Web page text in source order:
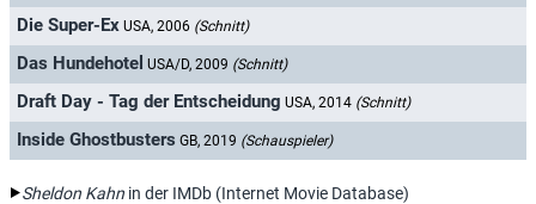
Die Super-Ex USA, 2006 (Schnitt)
Das Hundehotel USA/D, 2009 (Schnitt)
Draft Day - Tag der Entscheidung USA, 2014 (Schnitt)
Inside Ghostbusters GB, 2019 (Schauspieler)
Sheldon Kahn in der IMDb (Internet Movie Database)